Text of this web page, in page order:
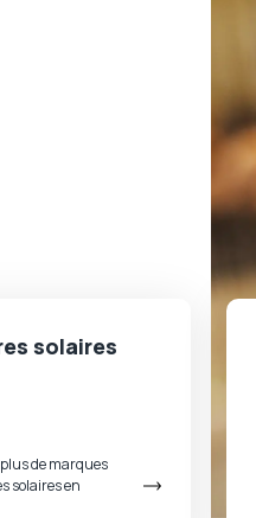
solaires
de marques
solaires en